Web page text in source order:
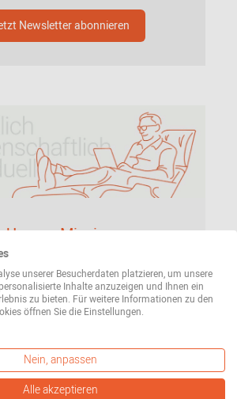
Newsletter abonnieren
Unsere Mission
erwarten können? Persönlichen,
leidenschaftlichen Service. Vom
bis zur Lieferung Ihrer Bestellung.
über unseren Anspruch an uns
Mehr erfahren
unserer Besucherdaten platzieren, um unsere
Inhalte anzuzeigen und Ihnen ein
zu bieten. Für weitere Informationen zu den
öffnen Sie die Einstellungen.
Nein, anpassen
Alle akzeptieren